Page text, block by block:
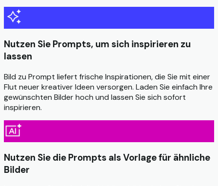
Nutzen Sie Prompts, um sich inspirieren zu
lassen
Bild zu Prompt liefert frische Inspirationen, die Sie mit einer
Flut neuer kreativer Ideen versorgen. Laden Sie einfach Ihre
gewünschten Bilder hoch und lassen Sie sich sofort
inspirieren.
Nutzen Sie die Prompts als Vorlage für ähnliche
Bilder